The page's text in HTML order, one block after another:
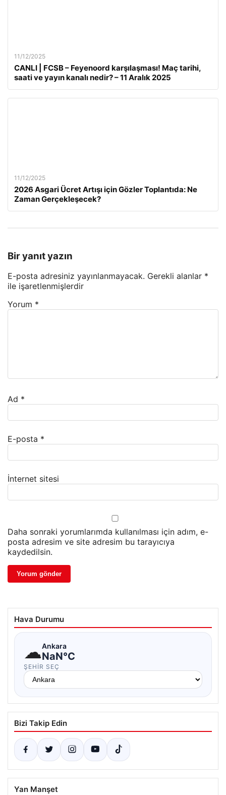
11/12/2025
CANLI | FCSB – Feyenoord karşılaşması! Maç tarihi,
saati ve yayın kanalı nedir? – 11 Aralık 2025
11/12/2025
2026 Asgari Ücret Artışı için Gözler Toplantıda: Ne
Zaman Gerçekleşecek?
Bir yanıt yazın
E-posta adresiniz yayınlanmayacak. Gerekli alanlar *
ile işaretlenmişlerdir
Yorum *
Ad *
E-posta *
İnternet sitesi
Daha sonraki yorumlarımda kullanılması için adım, e-
posta adresim ve site adresim bu tarayıcıya
kaydedilsin.
Hava Durumu
☁Ankara
NaN°C
ŞEHIR SEÇ
Bizi Takip Edin
Yan Manşet